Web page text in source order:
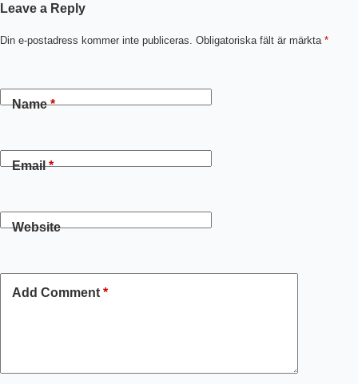
Leave a Reply
Din e-postadress kommer inte publiceras. Obligatoriska fält är märkta *
Name*
Email*
Website
Add Comment *